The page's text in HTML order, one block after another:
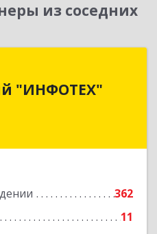
из соседних
"ИНФОТЕХ"
362
11
Жуковский г, Чкалова
Подробнее